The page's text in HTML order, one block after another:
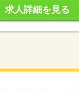
求人詳細を見る